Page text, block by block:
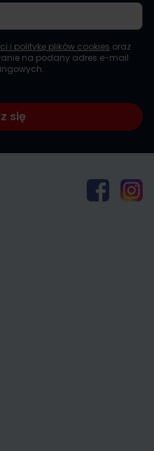
i politykę plików cookies oraz
na podany adres e-mail
się